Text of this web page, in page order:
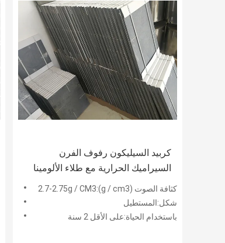
كربيد السيليكون رفوف الفرن
السيراميك الحرارية مع طلاء الألومينا
كثافة الصوت (g / cm3):2.7-2.75g / CM3
شكل:المستطيل
باستخدام الحياة:على الأقل 2 سنة